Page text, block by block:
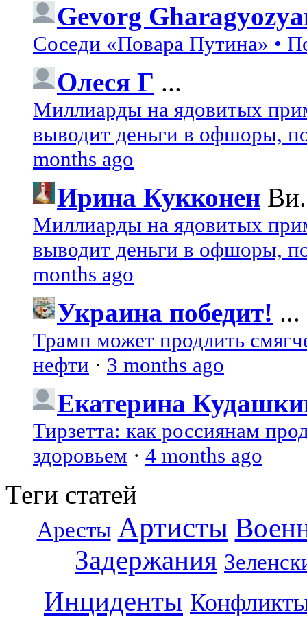
Gevorg
Соседи «Повара Путина» •
Олеся Г ...
Миллиарды на ядовитых
выводит деньги в офшоры,
months ago
Ирина Кукконен
Миллиарды на ядовитых
выводит деньги в офшоры,
months ago
Украина победит! ...
Трамп может продлить
нефти · 3 months ago
Екатерина
Тирзетта: как россиянам
здоровьем · 4 months ago
Теги статей
Аресты Артисты
Задержания
Инциденты